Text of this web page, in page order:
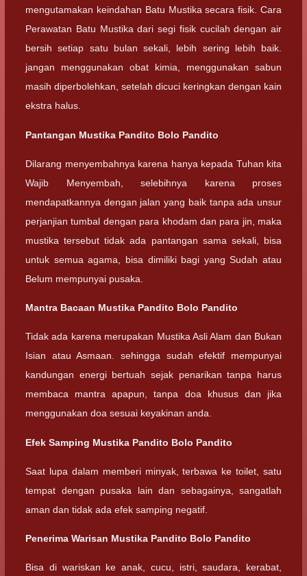
mengutamakan keindahan Batu Mustika secara fisik. Cara
Perawatan Batu Mustika dari segi fisik cucilah dengan air
bersih setiap satu bulan sekali, lebih sering lebih baik.
jangan menggunakan obat kimia, menggunakan sabun
masih diperbolehkan, setelah dicuci keringkan dengan kain
ekstra halus.
Pantangan Mustika Pandito Bolo Pandito
Dilarang menyembahnya karena hanya kepada Tuhan kita
Wajib Menyembah, selebihnya karena proses
mendapatkannya dengan jalan yang baik tanpa ada unsur
perjanjian tumbal dengan para khodam dan para jin, maka
mustika tersebut tidak ada pantangan sama sekali, bisa
untuk semua agama, bisa dimiliki bagi yang Sudah atau
Belum mempunyai pusaka.
Mantra Bacaan Mustika Pandito Bolo Pandito
Tidak ada karena merupakan Mustika Asli Alam dan Bukan
Isian atau Asmaan. sehingga sudah efektif mempunyai
kandungan energi bertuah sejak penarikan tanpa harus
membaca mantra apapun, tanpa doa khusus dan jika
menggunakan doa sesuai keyakinan anda.
Efek Samping Mustika Pandito Bolo Pandito
Saat lupa dalam memberi minyak, terbawa ke toilet, satu
tempat dengan pusaka lain dan sebagainya, sangatlah
aman dan tidak ada efek samping negatif.
Penerima Warisan Mustika Pandito Bolo Pandito
Bisa di wariskan ke anak, cucu, istri, saudara, kerabat,